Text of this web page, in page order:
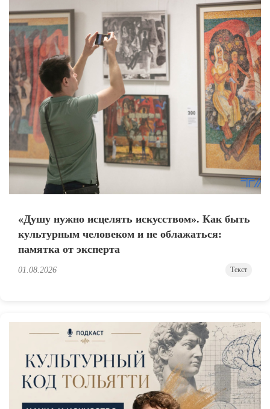
«Душу нужно исцелять искусством». Как быть
культурным человеком и не облажаться:
памятка от эксперта
01.08.2026 Текст